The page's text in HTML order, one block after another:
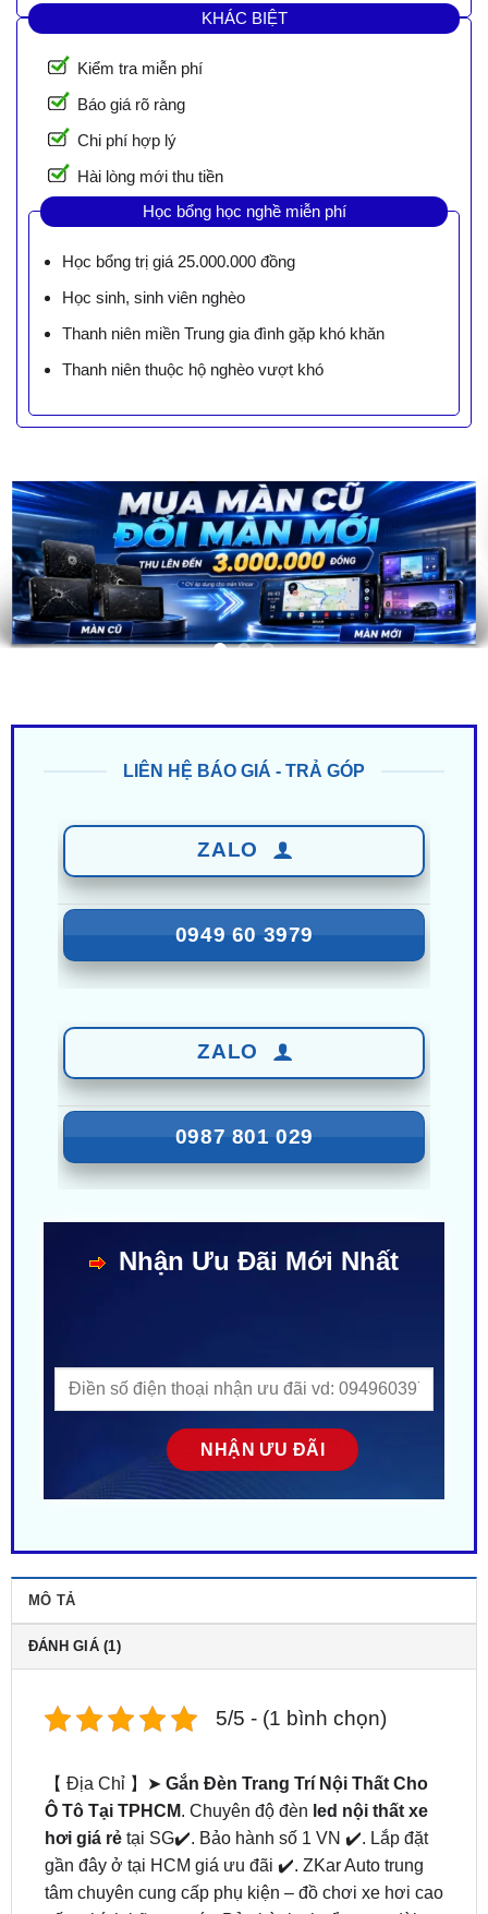
KHÁC BIỆT
Kiểm tra miễn phí
Báo giá rõ ràng
Chi phí hợp lý
Hài lòng mới thu tiền
Học bổng học nghề miễn phí
Học bổng trị giá 25.000.000 đồng
Học sinh, sinh viên nghèo
Thanh niên miền Trung gia đình gặp khó khăn
Thanh niên thuộc hộ nghèo vượt khó
0949 60 3979
0987 801 029
ĐÁNH GIÁ (1)
【 Địa Chỉ 】➤
Gắn Đèn Trang Trí Nội Thất Cho
hơi giá rẻtại SG✔️. Bảo hành số 1 VN ✔️. Lắp đặt
gần đây ở tại HCM giá ưu đãi ✔️. ZKar Auto trung
tâm chuyên cung cấp phụ kiện – đồ chơi xe hơi cao
cấp, chính hãng uy tín. Bảo hành chuẩn mực dài
hạn. Hỗ trợ khách hãng trọn đời. Liên hệ ngay